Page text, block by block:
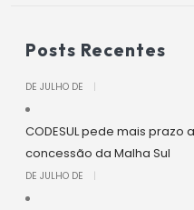
Posts Recentes
DE JULHO DE
CODESUL pede mais prazo
concessão da Malha Sul
DE JULHO DE